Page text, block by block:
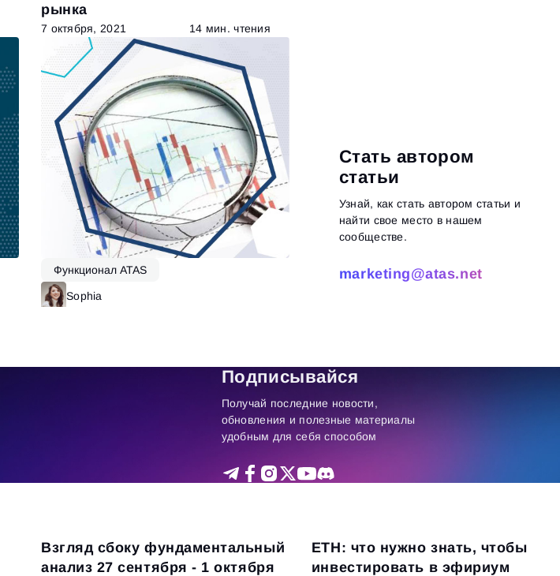
рынка
7 октября, 2021 14 мин. чтения
Функционал ATAS
Sophia
Стать автором
статьи
Узнай, как стать автором статьи и
найти свое место в нашем
сообществе.
marketing@atas.net
Взгляд сбоку фундаментальный
анализ 27 сентября - 1 октября
ETH: что нужно знать, чтобы
инвестировать в эфириум
Подписывайся
Получай последние новости,
обновления и полезные материалы
удобным для себя способом